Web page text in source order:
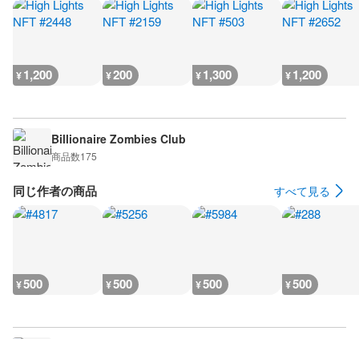
¥1,200 ¥200 ¥1,300 ¥1,200
Billionaire Zombies Club
商品数175
同じ作者の商品 すべて見る
¥500 ¥500 ¥500 ¥500